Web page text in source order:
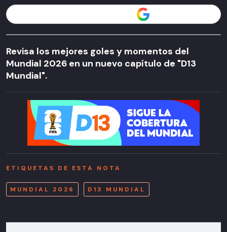
Revisa los mejores goles y momentos del
Mundial 2026 en un nuevo capítulo de "D13
Mundial".
ETIQUETAS DE ESTA NOTA
MUNDIAL 2026 D13 MUNDIAL